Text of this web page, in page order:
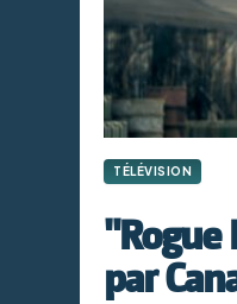
TÉLÉVISION
"Rogue
par